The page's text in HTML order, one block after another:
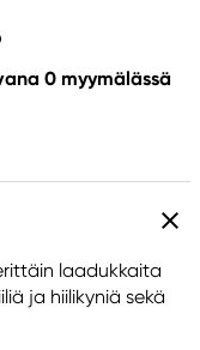
0 myymälässä
laadukkaita
ja hiilikyniä sekä